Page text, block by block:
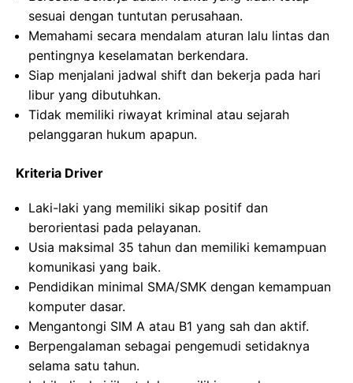
sesuai dengan tuntutan perusahaan.
Memahami secara mendalam aturan lalu lintas dan
pentingnya keselamatan berkendara.
Siap menjalani jadwal shift dan bekerja pada hari
libur yang dibutuhkan.
Tidak memiliki riwayat kriminal atau sejarah
pelanggaran hukum apapun.
Kriteria Driver
Laki-laki yang memiliki sikap positif dan
berorientasi pada pelayanan.
Usia maksimal 35 tahun dan memiliki kemampuan
komunikasi yang baik.
Pendidikan minimal SMA/SMK dengan kemampuan
komputer dasar.
Mengantongi SIM A atau B1 yang sah dan aktif.
Berpengalaman sebagai pengemudi setidaknya
selama satu tahun.